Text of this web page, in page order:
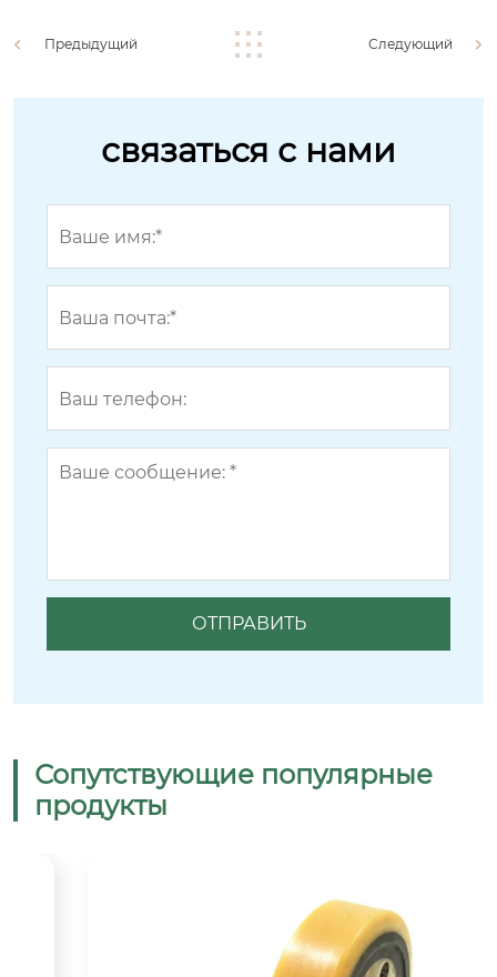
Предыдущий Следующий
связаться с нами
Сопутствующие популярные
продукты